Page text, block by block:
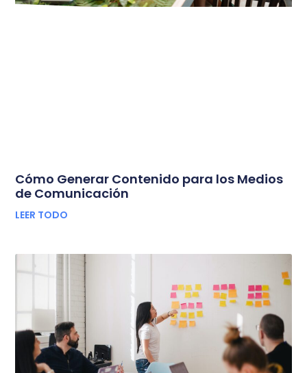
Cómo Generar Contenido para los Medios
de Comunicación
LEER TODO